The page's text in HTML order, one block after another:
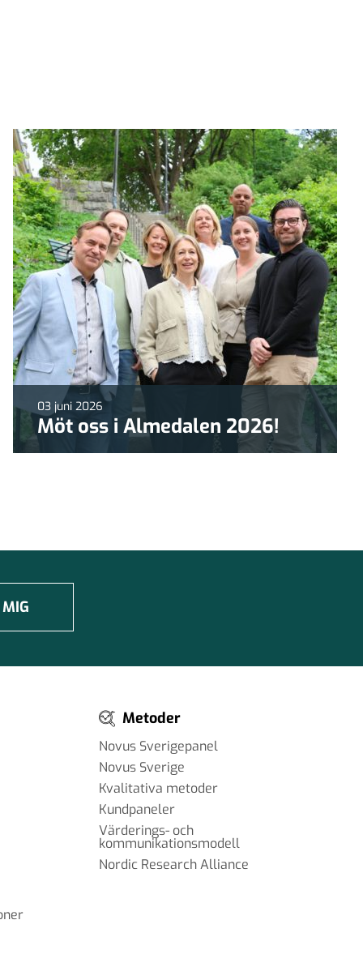
03 juni 2026
Möt oss i Almedalen 2026!
Metoder
Novus Sverigepanel
Novus Sverige
Kvalitativa metoder
Kundpaneler
Värderings- och
kommunikationsmodell
Nordic Research Alliance